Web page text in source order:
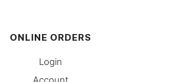
ONLINE ORDERS
Login
Account